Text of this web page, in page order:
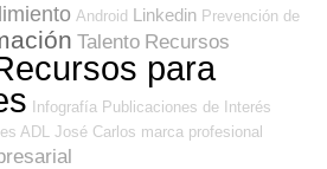
Android Linkedin Prevención de
Talento Recursos
para
Infografía Publicaciones de Interés
ADL José Carlos marca profesional